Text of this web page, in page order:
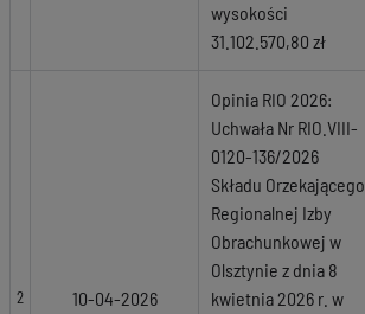
wysokości
31.102.570,80 zł
2 10-04-2026
Opinia RIO 2026:
Uchwała Nr RIO.VIII-
0120-136/2026
Składu Orzekającego
Regionalnej Izby
Obrachunkowej w
Olsztynie z dnia 8
kwietnia 2026 r. w